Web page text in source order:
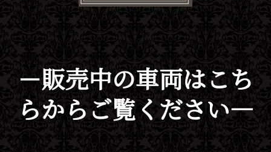
－販売中の車両はこち
らからご覧ください―